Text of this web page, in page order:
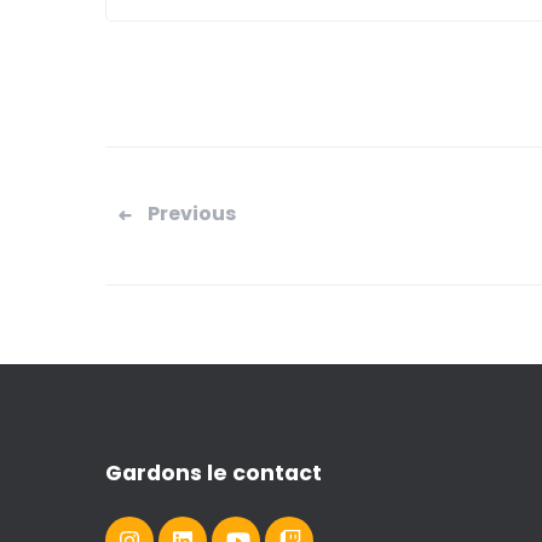
Pagination
Previous
Gardons le contact